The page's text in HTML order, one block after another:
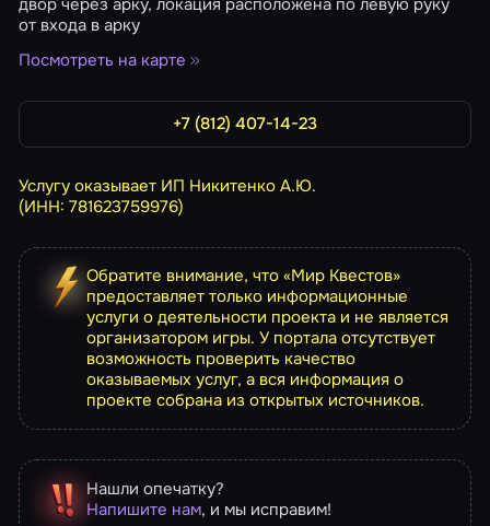
двор через арку, локация расположена по левую руку
от входа в арку
Посмотреть на карте
+7 (812) 407-14-23
Услугу оказывает ИП Никитенко А.Ю.
(ИНН: 781623759976)
Обратите внимание, что «Мир Квестов»
предоставляет только информационные
услуги о деятельности проекта и не является
организатором игры. У портала отсутствует
возможность проверить качество
оказываемых услуг, а вся информация о
проекте собрана из открытых источников.
Нашли опечатку?
Напишите нам, и мы исправим!